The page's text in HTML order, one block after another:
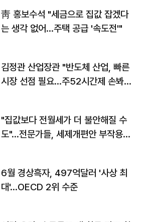
靑 홍보수석 "세금으로 집값 잡겠다
는 생각 없어…주택 공급 '속도전'"
김정관 산업장관 "반도체 산업, 빠른
시장 선점 필요…주52시간제 손봐
"집값보다 전월세가 더 불안해질 수
도"…전문가들, 세제개편안 부작용
6월 경상흑자, 497억달러 '사상 최
대'…OECD 2위 수준